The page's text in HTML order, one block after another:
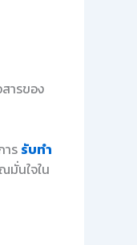
ารของ
าร รับทำ
มั่นใจใน